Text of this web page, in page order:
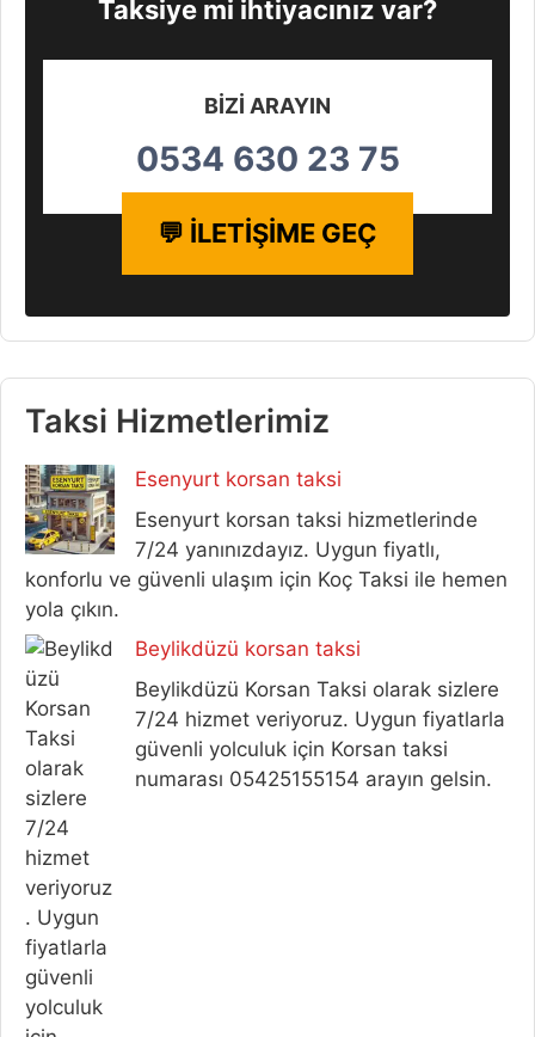
Taksiye mi ihtiyacınız var?
BİZİ ARAYIN
0534 630 23 75
💬 İLETİŞİME GEÇ
Taksi Hizmetlerimiz
Esenyurt korsan taksi
Esenyurt korsan taksi hizmetlerinde
7/24 yanınızdayız. Uygun fiyatlı,
konforlu ve güvenli ulaşım için Koç Taksi ile hemen
yola çıkın.
Beylikdüzü korsan taksi
Beylikdüzü Korsan Taksi olarak sizlere
7/24 hizmet veriyoruz. Uygun fiyatlarla
güvenli yolculuk için Korsan taksi
numarası 05425155154 arayın gelsin.